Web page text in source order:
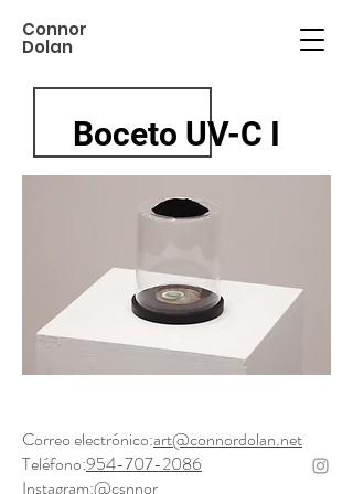
Connor
Dolan
Boceto UV-C I
Correo electrónico:art@connordolan.net
Teléfono:954-707-2086
Instagram:@csnnor